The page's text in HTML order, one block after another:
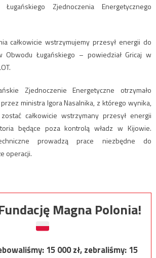
Zjednoczenia Energetycznego
całkowicie wstrzymujemy przesył energii do
Obwodu Ługańskiego – powiedział Gricaj w
Zjednoczenie Energetyczne otrzymało
ministra Igora Nasalnika, z którego wynika,
całkowicie wstrzymany przesył energii
będące poza kontrolą władz w Kijowie.
prowadzą prace niezbędne do
operacji.
Magna Polonia!
15 000zł, zebraliśmy:15